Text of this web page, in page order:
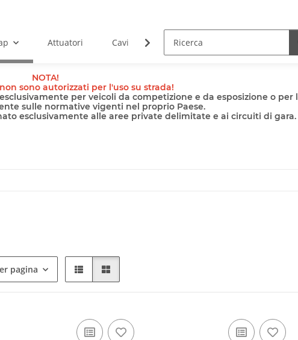
Attuatori Cavi Pompe
NOTA!
sono autorizzati per l'uso su strada!
per veicoli da competizione e da esposizione o per
sulle normative vigenti nel proprio Paese.
esclusivamente alle aree private delimitate e ai circuiti di gara.
pagina